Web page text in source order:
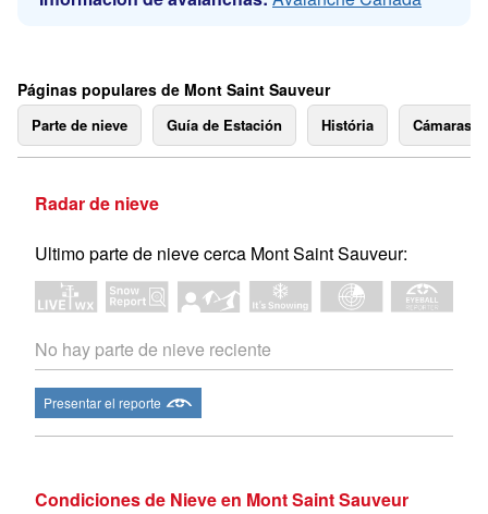
Páginas populares de Mont Saint Sauveur
Parte de nieve Guía de Estación História Cámaras
Radar de nieve
Ultimo parte de nieve cerca Mont Saint Sauveur:
No hay parte de nieve reciente
Presentar el reporte
Condiciones de Nieve en Mont Saint Sauveur